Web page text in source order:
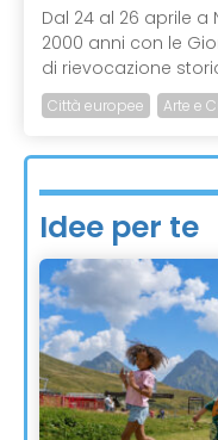
Dal 24 al 26 aprile
2000 anni con le
di rievocazione
Città europee Arte e
Idee per te